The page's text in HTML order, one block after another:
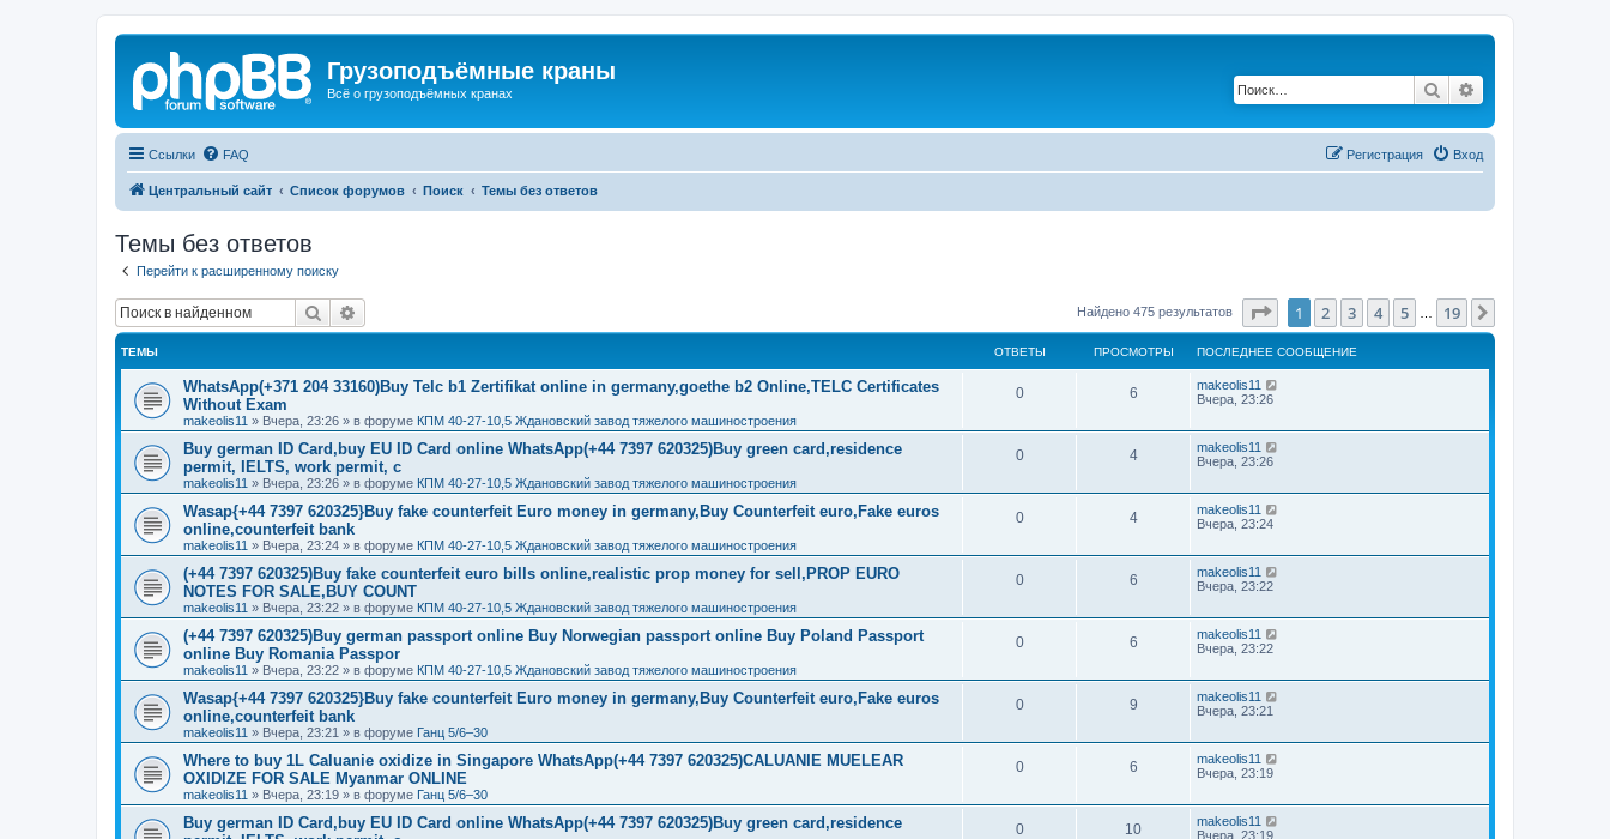
Грузоподъёмные краны
Всё о грузоподъёмных кранах Поиск
Ссылки FAQ Вход
Регистрация
Центральный сайт Список форумов Поиск Темы без ответов
Темы без ответов
Перейти к расширенному поиску
Поиск Найдено 475 результатов Страница1 из 19
1 2 3 4 5 19
ТЕМЫ ОТВЕТЫ ПРОСМОТРЫ ПОСЛЕДНЕЕ СООБЩЕНИЕ
WhatsApp(+371 204 33160)Buy Telc b1 Zertifikat online in germany,goethe b2 Online,TELC Certificates
Without Exam
makeolis11 » Вчера, 23:26 » в форуме КПМ 40-27-10,5 Ждановский завод тяжелого машиностроения
0 6
makeolis11
Вчера, 23:26
Buy german ID Card,buy EU ID Card online WhatsApp(+44 7397 620325)Buy green card,residence
permit, IELTS, work permit, c
makeolis11 » Вчера, 23:26 » в форуме КПМ 40-27-10,5 Ждановский завод тяжелого машиностроения
0 4
makeolis11
Вчера, 23:26
Wasap{+44 7397 620325}Buy fake counterfeit Euro money in germany,Buy Counterfeit euro,Fake euros
online,counterfeit bank
makeolis11 » Вчера, 23:24 » в форуме КПМ 40-27-10,5 Ждановский завод тяжелого машиностроения
0 4
makeolis11
Вчера, 23:24
(+44 7397 620325)Buy fake counterfeit euro bills online,realistic prop money for sell,PROP EURO
NOTES FOR SALE,BUY COUNT
makeolis11 » Вчера, 23:22 » в форуме КПМ 40-27-10,5 Ждановский завод тяжелого машиностроения
0 6
makeolis11
Вчера, 23:22
(+44 7397 620325)Buy german passport online Buy Norwegian passport online Buy Poland Passport
online Buy Romania Passpor
makeolis11 » Вчера, 23:22 » в форуме КПМ 40-27-10,5 Ждановский завод тяжелого машиностроения
0 6
makeolis11
Вчера, 23:22
Wasap{+44 7397 620325}Buy fake counterfeit Euro money in germany,Buy Counterfeit euro,Fake euros
online,counterfeit bank
makeolis11 » Вчера, 23:21 » в форуме Ганц 5/6–30
0 9
makeolis11
Вчера, 23:21
Where to buy 1L Caluanie oxidize in Singapore WhatsApp(+44 7397 620325)CALUANIE MUELEAR
OXIDIZE FOR SALE Myanmar ONLINE
makeolis11 » Вчера, 23:19 » в форуме Ганц 5/6–30
0 6
makeolis11
Вчера, 23:19
Buy german ID Card,buy EU ID Card online WhatsApp(+44 7397 620325)Buy green card,residence
0 10
makeolis11
Вчера, 23:19